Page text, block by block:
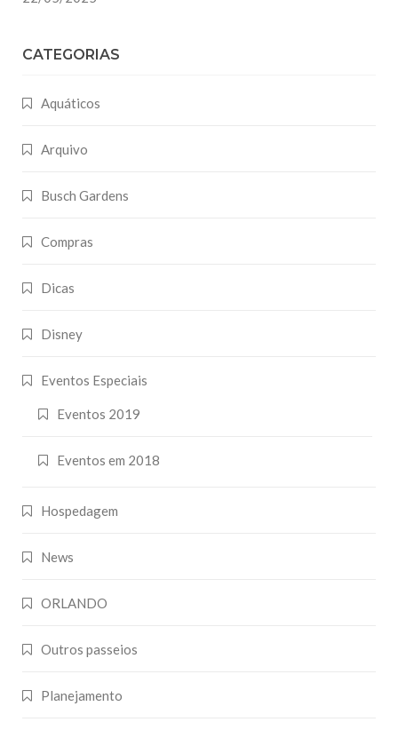
CATEGORIAS
Aquáticos
Arquivo
Busch Gardens
Compras
Dicas
Disney
Eventos Especiais
Eventos 2019
Eventos em 2018
Hospedagem
News
ORLANDO
Outros passeios
Planejamento